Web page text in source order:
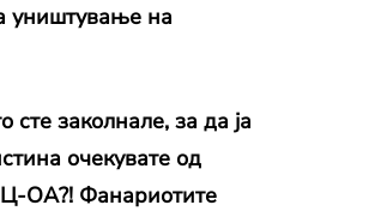
уништување на
заколнале, за да ја
очекувате од
ОА?! Фанариотите